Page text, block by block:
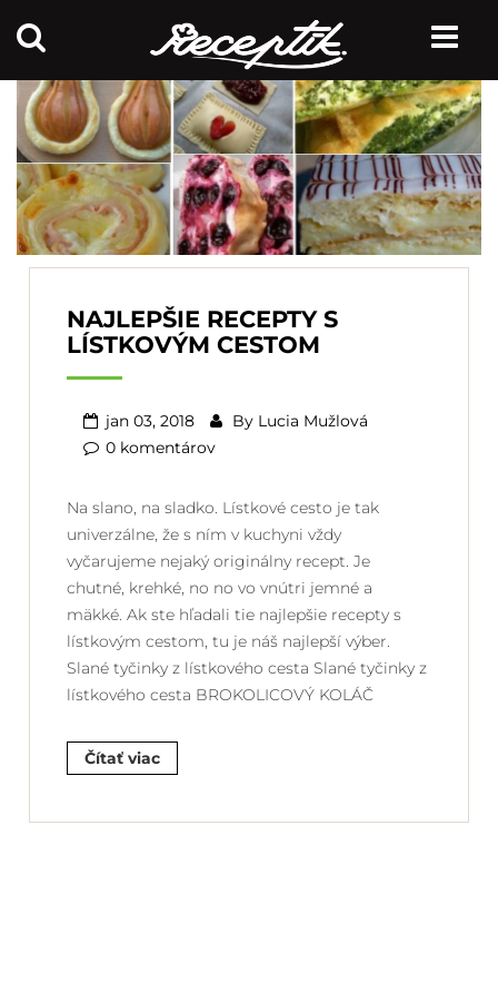
NAJLEPŠIE RECEPTY S
LÍSTKOVÝM CESTOM
jan 03, 2018 By Lucia Mužlová
0 komentárov
Na slano, na sladko. Lístkové cesto je tak
univerzálne, že s ním v kuchyni vždy
vyčarujeme nejaký originálny recept. Je
chutné, krehké, no no vo vnútri jemné a
mäkké. Ak ste hľadali tie najlepšie recepty s
lístkovým cestom, tu je náš najlepší výber.
Slané tyčinky z lístkového cesta Slané tyčinky z
lístkového cesta BROKOLICOVÝ KOLÁČ
Čítať viac